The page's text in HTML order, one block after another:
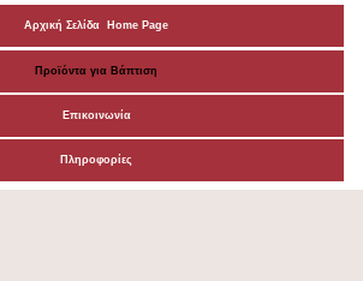
Αρχική Σελίδα Home Page
Προϊόντα για Βάπτιση
Επικοινωνία
Πληροφορίες